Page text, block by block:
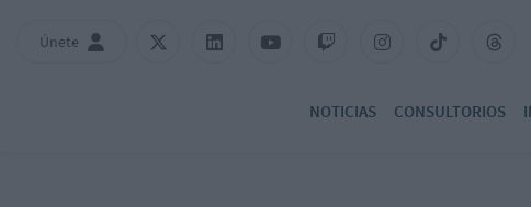
Únete
NOTICIAS CONSULTORIOS